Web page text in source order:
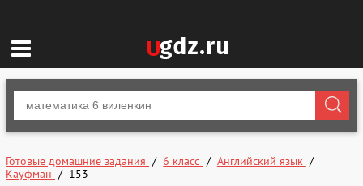
Готовые домашние задания 6 класс
Английский язык
Кауфман
153